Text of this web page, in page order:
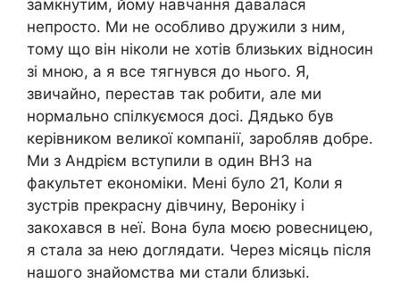
замкнутим, йому навчання давалася
непросто. Ми не особливо дружили з ним,
тому що він ніколи не хотів близьких відносин
зі мною, а я все тягнувся до нього. Я,
звичайно, перестав так робити, але ми
нормально спілкуємося досі. Дядько був
керівником великої компанії, заробляв добре.
Ми з Андрієм вступили в один ВНЗ на
факультет економіки. Мені було 21, Коли я
зустрів прекрасну дівчину, Вероніку і
закохався в неї. Вона була моєю ровесницею,
я стала за нею доглядати. Через місяць після
нашого знайомства ми стали близькі.